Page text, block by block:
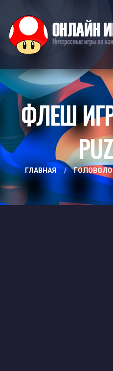
ФЛЕШ
ГЛАВНАЯ /